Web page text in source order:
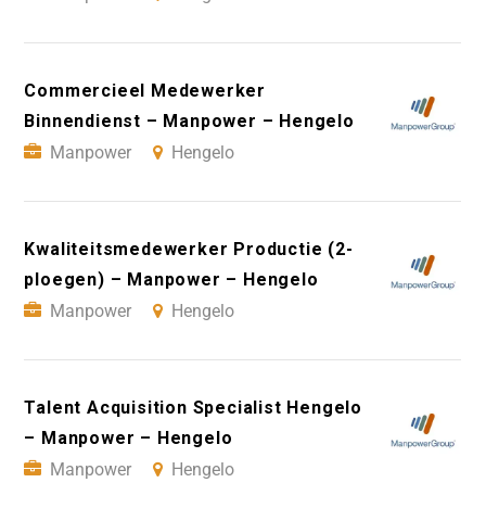
Commercieel Medewerker
Binnendienst – Manpower – Hengelo
Manpower
Hengelo
Kwaliteitsmedewerker Productie (2-
ploegen) – Manpower – Hengelo
Manpower
Hengelo
Talent Acquisition Specialist Hengelo
– Manpower – Hengelo
Manpower
Hengelo